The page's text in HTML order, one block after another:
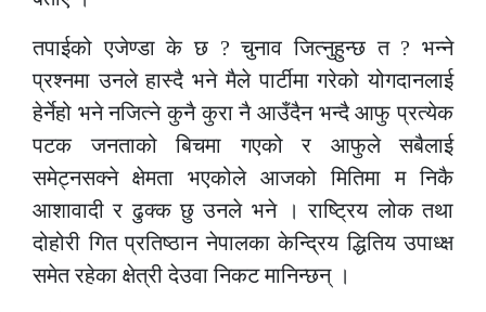
तपाईको एजेण्डा के छ ? चुनाव जित्नुहुन्छ त ? भन्ने
प्रश्नमा उनले हास्दै भने मैले पार्टीमा गरेको योगदानलाई
हेर्नेहो भने नजित्ने कुनै कुरा नै आउँदैन भन्दै आफु प्रत्येक
पटक जनताको बिचमा गएको र आफुले सबैलाई
समेट्नसक्ने क्षेमता भएकोले आजको मितिमा म निकै
आशावादी र ढुक्क छु उनले भने । राष्ट्रिय लोक तथा
दोहोरी गित प्रतिष्ठान नेपालका केन्द्रिय द्धितिय उपाध्क्ष
समेत रहेका क्षेत्री देउवा निकट मानिन्छन् ।